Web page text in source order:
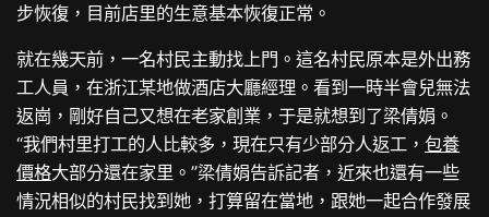
步恢復，目前店里的生意基本恢復正常。
就在幾天前，一名村民主動找上門。這名村民原本是外出務
工人員，在浙江某地做酒店大廳經理。看到一時半會兒無法
返崗，剛好自己又想在老家創業，于是就想到了梁倩娟。
“我們村里打工的人比較多，現在只有少部分人返工，包養
價格大部分還在家里。”梁倩娟告訴記者，近來也還有一些
情況相似的村民找到她，打算留在當地，跟她一起合作發展